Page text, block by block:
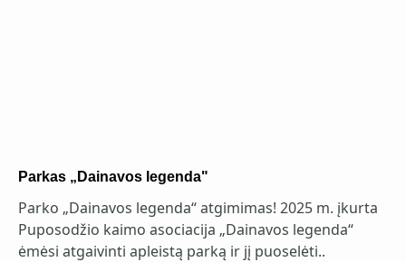
Parkas „Dainavos legenda"
Parko „Dainavos legenda“ atgimimas! 2025 m. įkurta
Puposodžio kaimo asociacija „Dainavos legenda“
ėmėsi atgaivinti apleistą parką ir jį puoselėti..